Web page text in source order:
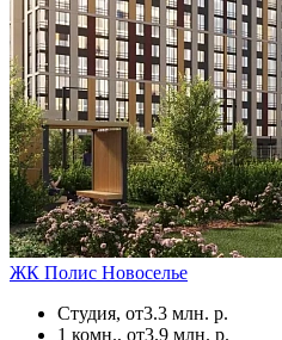
ЖК Полис Новоселье
Студия, от3.3 млн. р.
1 комн., от3.9 млн. р.